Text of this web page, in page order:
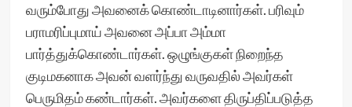
வரும்போது அவனைக் கொண்டாடினார்கள். பரிவும்
பராமரிப்புமாய் அவனை அப்பா அம்மா
பார்த்துக்கொண்டார்கள். ஒழுங்குகள் நிறைந்த
குடிமகனாக அவன் வளர்ந்து வருவதில் அவர்கள்
பெருமிதம் கண்டார்கள். அவர்களை திருப்திப்படுத்த